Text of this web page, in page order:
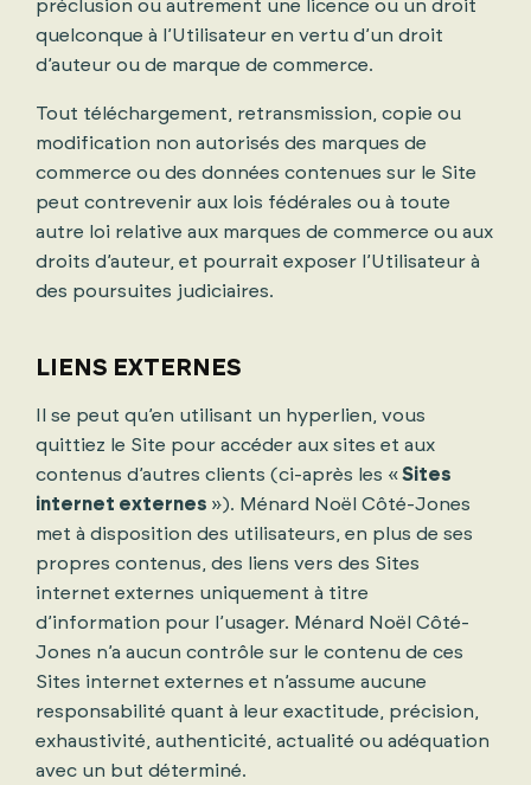
préclusion ou autrement une licence ou un droit
quelconque à l’Utilisateur en vertu d’un droit
d’auteur ou de marque de commerce.
Tout téléchargement, retransmission, copie ou
modification non autorisés des marques de
commerce ou des données contenues sur le Site
peut contrevenir aux lois fédérales ou à toute
autre loi relative aux marques de commerce ou aux
droits d’auteur, et pourrait exposer l’Utilisateur à
des poursuites judiciaires.
LIENS EXTERNES
Il se peut qu’en utilisant un hyperlien, vous
quittiez le Site pour accéder aux sites et aux
contenus d’autres clients (ci-après les «Sites
internet externes »). Ménard Noël Côté-Jones
met à disposition des utilisateurs, en plus de ses
propres contenus, des liens vers des Sites
internet externes uniquement à titre
d’information pour l’usager. Ménard Noël Côté-
Jones n’a aucun contrôle sur le contenu de ces
Sites internet externes et n’assume aucune
responsabilité quant à leur exactitude, précision,
exhaustivité, authenticité, actualité ou adéquation
avec un but déterminé.